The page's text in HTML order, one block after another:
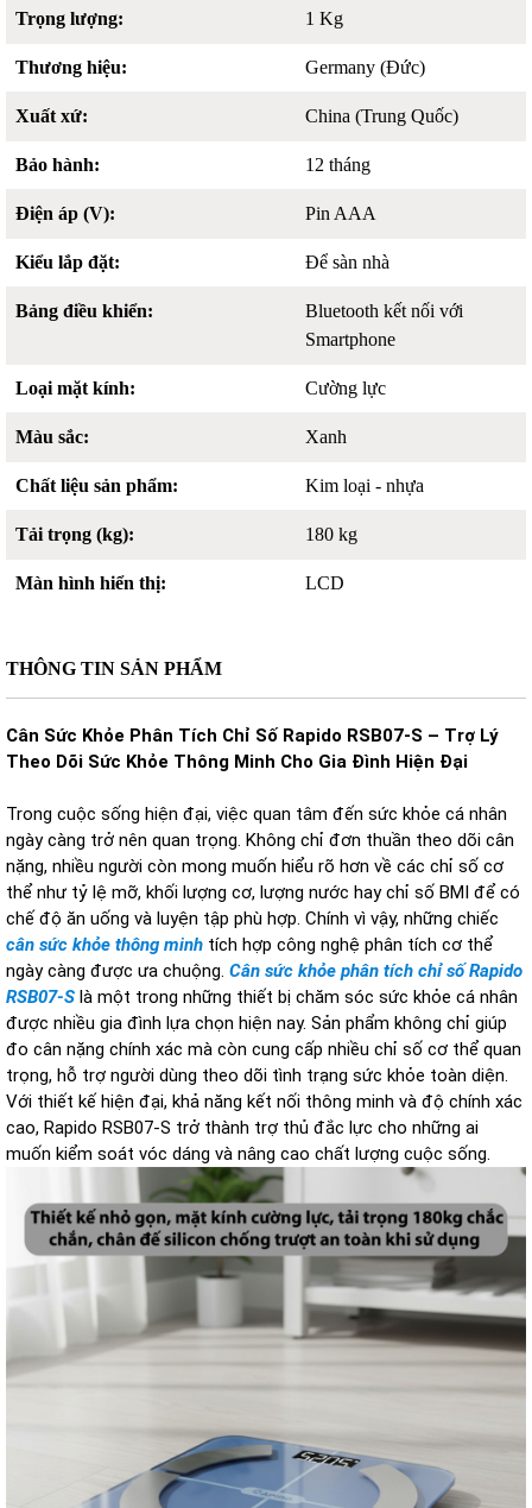
THÔNG TIN SẢN PHẨM
Cân Sức Khỏe Phân Tích Chỉ Số Rapido RSB07-S – Trợ Lý
Theo Dõi Sức Khỏe Thông Minh Cho Gia Đình Hiện Đại
Trong cuộc sống hiện đại, việc quan tâm đến sức khỏe cá nhân
ngày càng trở nên quan trọng. Không chỉ đơn thuần theo dõi cân
nặng, nhiều người còn mong muốn hiểu rõ hơn về các chỉ số cơ
thể như tỷ lệ mỡ, khối lượng cơ, lượng nước hay chỉ số BMI để có
chế độ ăn uống và luyện tập phù hợp. Chính vì vậy, những chiếc
cân sức khỏe thông minh tích hợp công nghệ phân tích cơ thể
ngày càng được ưa chuộng. Cân sức khỏe phân tích chỉ số Rapido
RSB07-S là một trong những thiết bị chăm sóc sức khỏe cá nhân
được nhiều gia đình lựa chọn hiện nay. Sản phẩm không chỉ giúp
đo cân nặng chính xác mà còn cung cấp nhiều chỉ số cơ thể quan
trọng, hỗ trợ người dùng theo dõi tình trạng sức khỏe toàn diện.
Với thiết kế hiện đại, khả năng kết nối thông minh và độ chính xác
cao, Rapido RSB07-S trở thành trợ thủ đắc lực cho những ai
muốn kiểm soát vóc dáng và nâng cao chất lượng cuộc sống.
Trọng lượng: 1 Kg
Thương hiệu: Germany (Đức)
Xuất xứ: China (Trung Quốc)
Bảo hành: 12 tháng
Điện áp (V): Pin AAA
Kiểu lắp đặt: Để sàn nhà
Bảng điều khiển:
Bluetooth kết nối với
Smartphone
Loại mặt kính: Cường lực
Màu sắc: Xanh
Chất liệu sản phẩm: Kim loại - nhựa
Tải trọng (kg): 180 kg
Màn hình hiển thị: LCD